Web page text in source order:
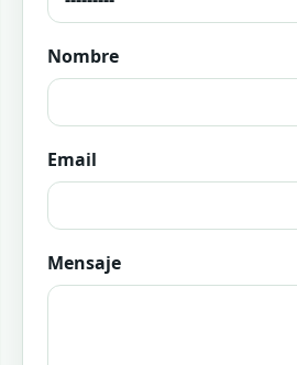
Nombre
Email
Mensaje